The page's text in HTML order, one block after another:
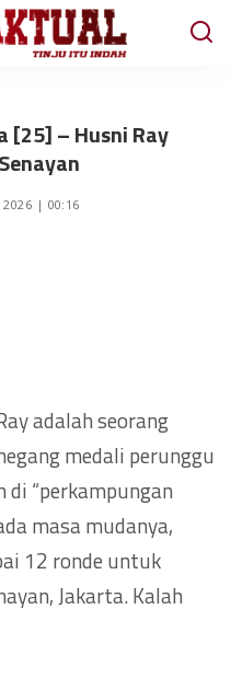
[25] – Husni Ray
2026 | 00:16
adalah seorang
medali perunggu
di “perkampungan
masa mudanya,
12 ronde untuk
Jakarta. Kalah